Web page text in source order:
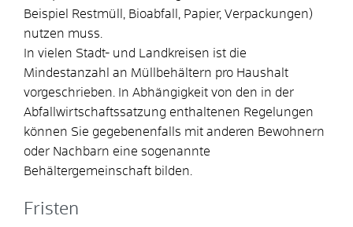
Beispiel Restmüll, Bioabfall, Papier, Verpackungen)
nutzen muss.
In vielen Stadt- und Landkreisen ist die
Mindestanzahl an Müllbehältern pro Haushalt
vorgeschrieben.
In Abhängigkeit von den in der
Abfallwirtschaftssatzung enthaltenen Regelungen
können Sie gegebenenfalls mit anderen Bewohnern
oder Nachbarn eine sogenannte
Behältergemeinschaft bilden.
Fristen